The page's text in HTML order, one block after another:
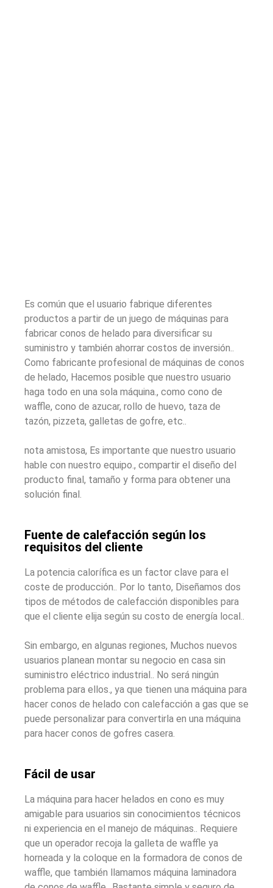
Es común que el usuario fabrique diferentes
productos a partir de un juego de máquinas para
fabricar conos de helado para diversificar su
suministro y también ahorrar costos de inversión..
Como fabricante profesional de máquinas de conos
de helado, Hacemos posible que nuestro usuario
haga todo en una sola máquina., como cono de
waffle, cono de azucar, rollo de huevo, taza de
tazón, pizzeta, galletas de gofre, etc..
nota amistosa, Es importante que nuestro usuario
hable con nuestro equipo., compartir el diseño del
producto final, tamaño y forma para obtener una
solución final.
Fuente de calefacción según los
requisitos del cliente
La potencia calorífica es un factor clave para el
coste de producción.. Por lo tanto, Diseñamos dos
tipos de métodos de calefacción disponibles para
que el cliente elija según su costo de energía local..
Sin embargo, en algunas regiones, Muchos nuevos
usuarios planean montar su negocio en casa sin
suministro eléctrico industrial.. No será ningún
problema para ellos., ya que tienen una máquina para
hacer conos de helado con calefacción a gas que se
puede personalizar para convertirla en una máquina
para hacer conos de gofres casera.
Fácil de usar
La máquina para hacer helados en cono es muy
amigable para usuarios sin conocimientos técnicos
ni experiencia en el manejo de máquinas.. Requiere
que un operador recoja la galleta de waffle ya
horneada y la coloque en la formadora de conos de
waffle, que también llamamos máquina laminadora